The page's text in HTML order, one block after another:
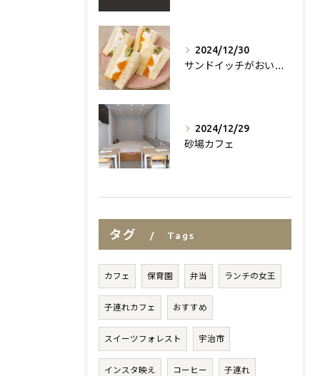
2024/12/30
サンドイッチがおいしいお店
2024/12/29
砂場カフェ
タグ Tags
カフェ 保育園 弁当 ランチの女王
子連れカフェ おすすめ
スイーツフォレスト 宇治市
インスタ映え コーヒー 子連れ